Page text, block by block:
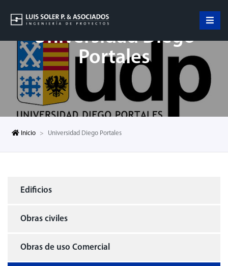
Universidad Diego
Portales
Inicio Universidad Diego Portales
Edificios
Obras civiles
Obras de uso Comercial